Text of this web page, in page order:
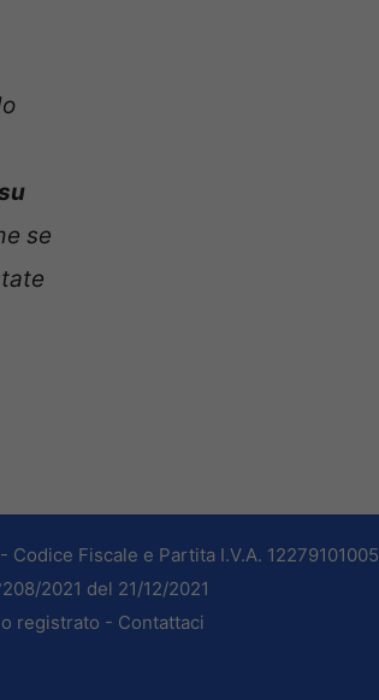
se
Fiscale e Partita I.V.A. 12279101005
2021 del 21/12/2021
registrato - Contattaci